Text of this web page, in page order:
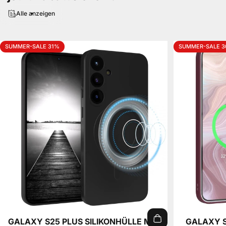
Alle anzeigen
SUMMER-SALE 31%
GALAXY S25 PLUS SILIKONHÜLLE MIT
SUMMER-SALE
GALAXY